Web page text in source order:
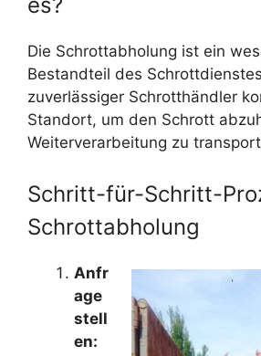
es?
Die Schrottabholung ist ein
Bestandteil des
zuverlässiger Schrotthändler
Standort, um den Schrott
Weiterverarbeitung zu
Schritt-für-Schritt-
Schrottabholung
Anfr
age
stell
en: